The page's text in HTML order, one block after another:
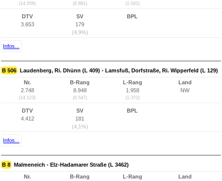
(14.059) (6.891) (1.041)
DTV
3.653
SV
179
(4,9%)
BPL
Infos...
B 506 Laudenberg, Ri. Dhünn (L 409) - Lamsfuß, Dorfstraße, Ri. Wipperfeld (L 129)
Nr.
2.748
(14.123)
B-Rang
8.948
(6.547)
L-Rang
1.958
(1.372)
Land
NW
DTV
4.412
SV
181
(4,1%)
BPL
Infos...
B 8 Malmeneich - Elz-Hadamarer Straße (L 3462)
Nr.
B-Rang
L-Rang
Land